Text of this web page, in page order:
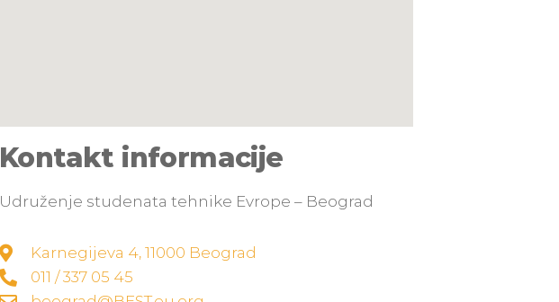
Kontakt informacije
Udruženje studenata tehnike Evrope – Beograd
Karnegijeva 4, 11000 Beograd
011 / 337 05 45